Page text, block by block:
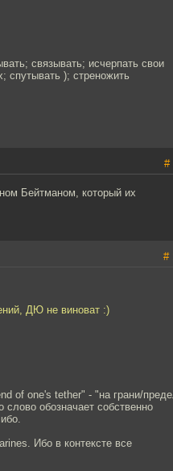
связывать; исчерпать свои
спутывать ); стреножить
#
Бейтманом, который их
#
ДЮ не виноват :)
of one's tether" - "на грани/
обозначает собственно
Ибо в контексте все